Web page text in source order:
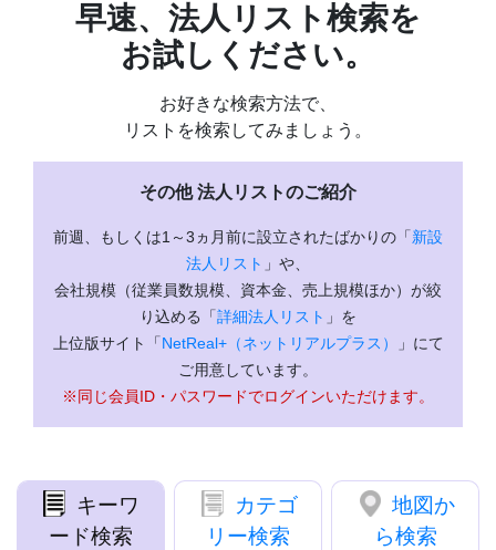
早速、法人リスト検索を
お試しください。
お好きな検索方法で、
リストを検索してみましょう。
その他 法人リストのご紹介
前週、もしくは1～3ヵ月前に設立されたばかりの「新設
法人リスト 」や、
会社規模（従業員数規模、資本金、売上規模ほか）が絞
り込める「詳細法人リスト 」を
上位版サイト「NetReal+（ネットリアルプラス）
」にて
ご用意しています。
※同じ会員ID・パスワードでログインいただけます。
キーワ
ード検索
カテゴ
リー検索
地図か
ら検索